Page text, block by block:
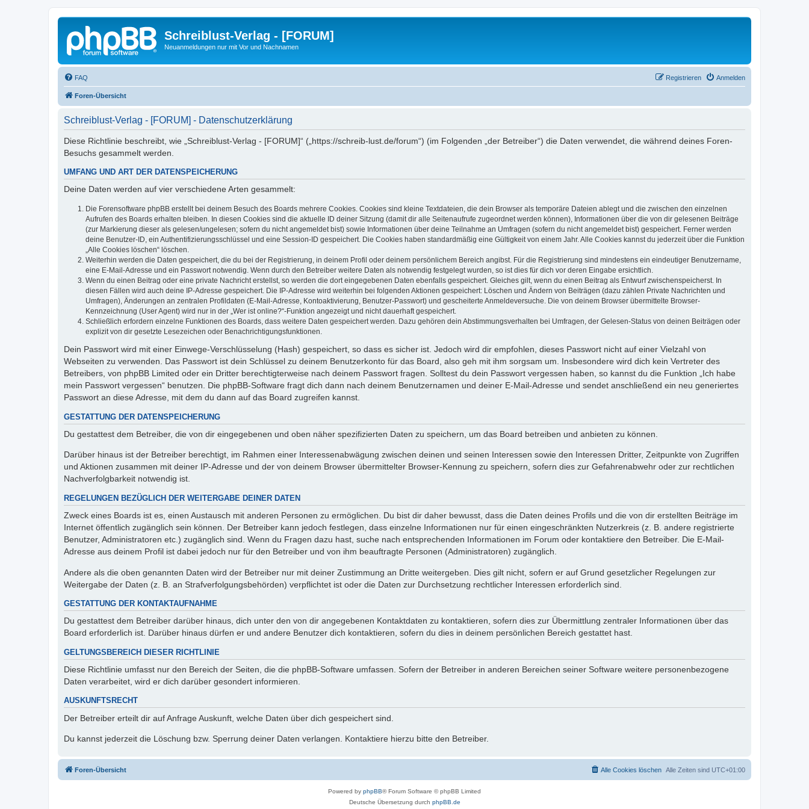
Schreiblust-Verlag - [FORUM]
Neuanmeldungen nur mit Vor und Nachnamen
FAQ Anmelden
Registrieren
Foren-Übersicht
Schreiblust-Verlag - [FORUM] - Datenschutzerklärung
Diese Richtlinie beschreibt, wie „Schreiblust-Verlag - [FORUM]“ („https://schreib-lust.de/forum“) (im Folgenden „der Betreiber“) die Daten verwendet, die während deines Foren-
Besuchs gesammelt werden.
UMFANG UND ART DER DATENSPEICHERUNG
Deine Daten werden auf vier verschiedene Arten gesammelt:
Die Forensoftware phpBB erstellt bei deinem Besuch des Boards mehrere Cookies. Cookies sind kleine Textdateien, die dein Browser als temporäre Dateien ablegt und die zwischen den einzelnen
Aufrufen des Boards erhalten bleiben. In diesen Cookies sind die aktuelle ID deiner Sitzung (damit dir alle Seitenaufrufe zugeordnet werden können), Informationen über die von dir gelesenen Beiträge
(zur Markierung dieser als gelesen/ungelesen; sofern du nicht angemeldet bist) sowie Informationen über deine Teilnahme an Umfragen (sofern du nicht angemeldet bist) gespeichert. Ferner werden
deine Benutzer-ID, ein Authentifizierungsschlüssel und eine Session-ID gespeichert. Die Cookies haben standardmäßig eine Gültigkeit von einem Jahr. Alle Cookies kannst du jederzeit über die Funktion
„Alle Cookies löschen“ löschen.
Weiterhin werden die Daten gespeichert, die du bei der Registrierung, in deinem Profil oder deinem persönlichem Bereich angibst. Für die Registrierung sind mindestens ein eindeutiger Benutzername,
eine E-Mail-Adresse und ein Passwort notwendig. Wenn durch den Betreiber weitere Daten als notwendig festgelegt wurden, so ist dies für dich vor deren Eingabe ersichtlich.
Wenn du einen Beitrag oder eine private Nachricht erstellst, so werden die dort eingegebenen Daten ebenfalls gespeichert. Gleiches gilt, wenn du einen Beitrag als Entwurf zwischenspeicherst. In
diesen Fällen wird auch deine IP-Adresse gespeichert. Die IP-Adresse wird weiterhin bei folgenden Aktionen gespeichert: Löschen und Ändern von Beiträgen (dazu zählen Private Nachrichten und
Umfragen), Änderungen an zentralen Profildaten (E-Mail-Adresse, Kontoaktivierung, Benutzer-Passwort) und gescheiterte Anmeldeversuche. Die von deinem Browser übermittelte Browser-
Kennzeichnung (User Agent) wird nur in der „Wer ist online?“-Funktion angezeigt und nicht dauerhaft gespeichert.
Schließlich erfordern einzelne Funktionen des Boards, dass weitere Daten gespeichert werden. Dazu gehören dein Abstimmungsverhalten bei Umfragen, der Gelesen-Status von deinen Beiträgen oder
explizit von dir gesetzte Lesezeichen oder Benachrichtigungsfunktionen.
Dein Passwort wird mit einer Einwege-Verschlüsselung (Hash) gespeichert, so dass es sicher ist. Jedoch wird dir empfohlen, dieses Passwort nicht auf einer Vielzahl von
Webseiten zu verwenden. Das Passwort ist dein Schlüssel zu deinem Benutzerkonto für das Board, also geh mit ihm sorgsam um. Insbesondere wird dich kein Vertreter des
Betreibers, von phpBB Limited oder ein Dritter berechtigterweise nach deinem Passwort fragen. Solltest du dein Passwort vergessen haben, so kannst du die Funktion „Ich habe
mein Passwort vergessen“ benutzen. Die phpBB-Software fragt dich dann nach deinem Benutzernamen und deiner E-Mail-Adresse und sendet anschließend ein neu generiertes
Passwort an diese Adresse, mit dem du dann auf das Board zugreifen kannst.
GESTATTUNG DER DATENSPEICHERUNG
Du gestattest dem Betreiber, die von dir eingegebenen und oben näher spezifizierten Daten zu speichern, um das Board betreiben und anbieten zu können.
Darüber hinaus ist der Betreiber berechtigt, im Rahmen einer Interessenabwägung zwischen deinen und seinen Interessen sowie den Interessen Dritter, Zeitpunkte von Zugriffen
und Aktionen zusammen mit deiner IP-Adresse und der von deinem Browser übermittelter Browser-Kennung zu speichern, sofern dies zur Gefahrenabwehr oder zur rechtlichen
Nachverfolgbarkeit notwendig ist.
REGELUNGEN BEZÜGLICH DER WEITERGABE DEINER DATEN
Zweck eines Boards ist es, einen Austausch mit anderen Personen zu ermöglichen. Du bist dir daher bewusst, dass die Daten deines Profils und die von dir erstellten Beiträge im
Internet öffentlich zugänglich sein können. Der Betreiber kann jedoch festlegen, dass einzelne Informationen nur für einen eingeschränkten Nutzerkreis (z. B. andere registrierte
Benutzer, Administratoren etc.) zugänglich sind. Wenn du Fragen dazu hast, suche nach entsprechenden Informationen im Forum oder kontaktiere den Betreiber. Die E-Mail-
Adresse aus deinem Profil ist dabei jedoch nur für den Betreiber und von ihm beauftragte Personen (Administratoren) zugänglich.
Andere als die oben genannten Daten wird der Betreiber nur mit deiner Zustimmung an Dritte weitergeben. Dies gilt nicht, sofern er auf Grund gesetzlicher Regelungen zur
Weitergabe der Daten (z. B. an Strafverfolgungsbehörden) verpflichtet ist oder die Daten zur Durchsetzung rechtlicher Interessen erforderlich sind.
GESTATTUNG DER KONTAKTAUFNAHME
Du gestattest dem Betreiber darüber hinaus, dich unter den von dir angegebenen Kontaktdaten zu kontaktieren, sofern dies zur Übermittlung zentraler Informationen über das
Board erforderlich ist. Darüber hinaus dürfen er und andere Benutzer dich kontaktieren, sofern du dies in deinem persönlichen Bereich gestattet hast.
GELTUNGSBEREICH DIESER RICHTLINIE
Diese Richtlinie umfasst nur den Bereich der Seiten, die die phpBB-Software umfassen. Sofern der Betreiber in anderen Bereichen seiner Software weitere personenbezogene
Daten verarbeitet, wird er dich darüber gesondert informieren.
AUSKUNFTSRECHT
Der Betreiber erteilt dir auf Anfrage Auskunft, welche Daten über dich gespeichert sind.
Du kannst jederzeit die Löschung bzw. Sperrung deiner Daten verlangen. Kontaktiere hierzu bitte den Betreiber.
Foren-Übersicht Alle Zeiten sind UTC+01:00
Alle Cookies löschen
Powered by phpBB® Forum Software © phpBB Limited
Deutsche Übersetzung durch phpBB.de